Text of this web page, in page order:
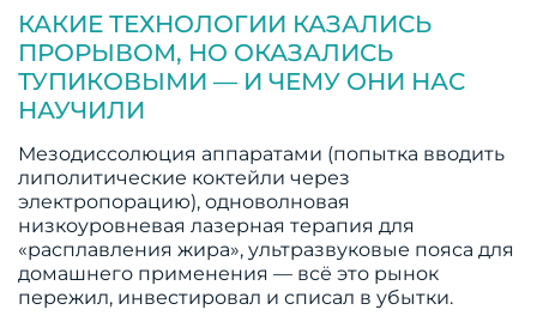
КАКИЕ ТЕХНОЛОГИИ КАЗАЛИСЬ
ПРОРЫВОМ, НО ОКАЗАЛИСЬ
ТУПИКОВЫМИ — И ЧЕМУ ОНИ НАС
НАУЧИЛИ
Мезодиссолюция аппаратами (попытка вводить
липолитические коктейли через
электропорацию), одноволновая
низкоуровневая лазерная терапия для
«расплавления жира», ультразвуковые пояса для
домашнего применения — всё это рынок
пережил, инвестировал и списал в убытки.